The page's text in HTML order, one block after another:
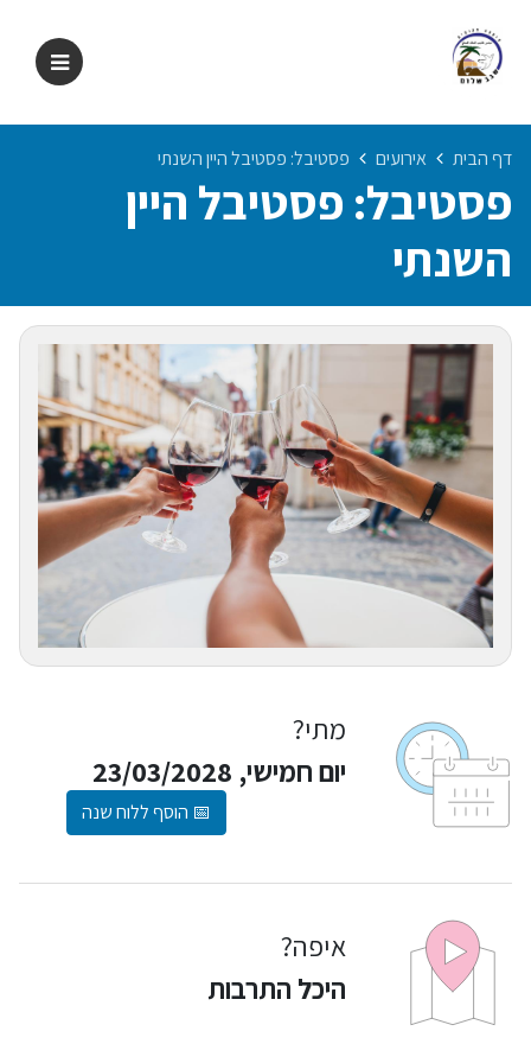
דף הבית אירועים פסטיבל: פסטיבל היין השנתי
פסטיבל: פסטיבל היין
השנתי
מתי?
יום חמישי, 23/03/2028
📅 הוסף ללוח שנה
איפה?
היכל התרבות